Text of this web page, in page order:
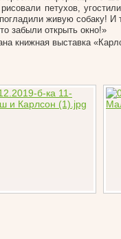
петухов,
живую собаку! И
забыли открыть окно!»
книжная выставка